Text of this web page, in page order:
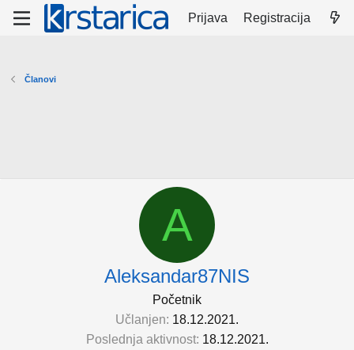
Prijava Registracija
Članovi
A
Aleksandar87NIS
Početnik
Učlanjen 18.12.2021.
Poslednja aktivnost 18.12.2021.